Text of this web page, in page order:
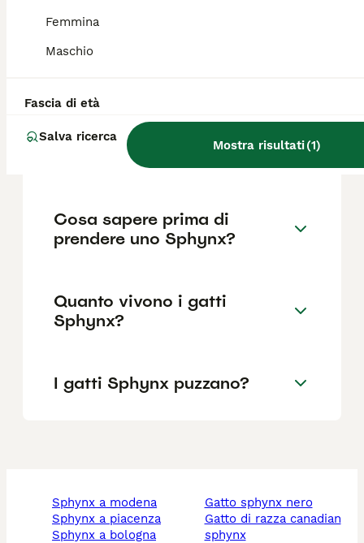
Femmina
Maschio
Fascia di età
Salva ricerca
Mostra risultati(1)
Il prezzo di un gatto Sphynx in Italia varia
generalmente tra i 700 e i 1.600 euro, a
Perché lo Sphynx non ha il
Cosa sapere prima di
prendere uno Sphynx?
Quanto vivono i gatti
Sphynx?
I gatti Sphynx puzzano?
sphynx a modena
sphynx a piacenza
sphynx a bologna
gatto sphynx nero
gatto di razza canadian
sphynx